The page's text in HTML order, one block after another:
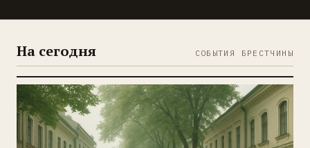
На сегодня СОБЫТИЯ БРЕСТЧИНЫ